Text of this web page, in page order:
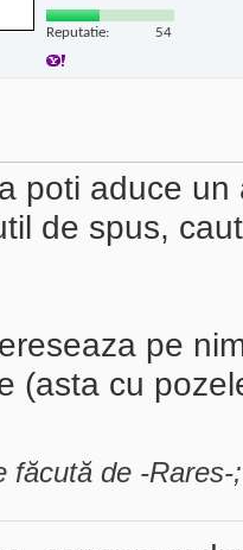
Reputatie: 54
poti aduce
de spus,
pe
(asta cu
făcută de -